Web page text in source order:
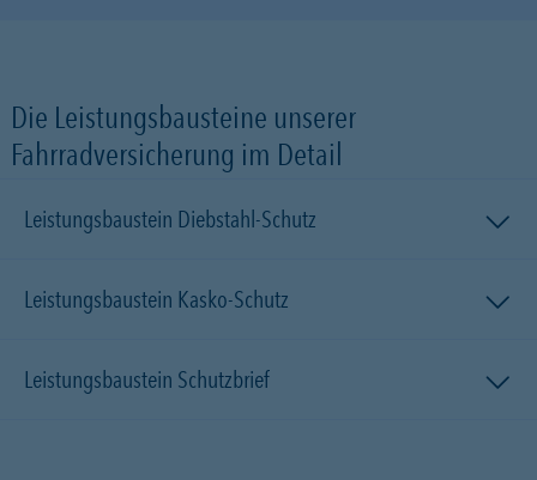
Die Leistungsbausteine unserer
Fahrradversicherung im Detail
Leistungsbaustein Diebstahl-Schutz
Leistungsbaustein Kasko-Schutz
Leistungsbaustein Schutzbrief